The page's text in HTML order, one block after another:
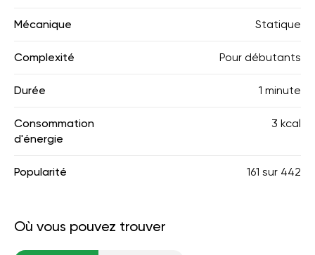
Mécanique Statique
Complexité Pour débutants
Durée 1 minute
Consommation
d'énergie
3 kcal
Popularité 161 sur 442
Où vous pouvez trouver